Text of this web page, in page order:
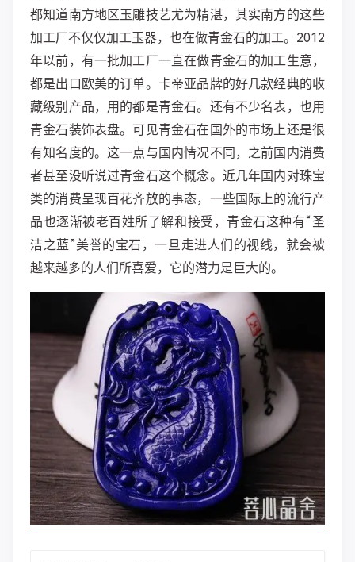
都知道南方地区玉雕技艺尤为精湛，其实南方的这些
加工厂不仅仅加工玉器，也在做青金石的加工。2012
年以前，有一批加工厂一直在做青金石的加工生意，
都是出口欧美的订单。卡帝亚品牌的好几款经典的收
藏级别产品，用的都是青金石。还有不少名表，也用
青金石装饰表盘。可见青金石在国外的市场上还是很
有知名度的。这一点与国内情况不同，之前国内消费
者甚至没听说过青金石这个概念。近几年国内对珠宝
类的消费呈现百花齐放的事态，一些国际上的流行产
品也逐渐被老百姓所了解和接受，青金石这种有“圣
洁之蓝”美誉的宝石，一旦走进人们的视线，就会被
越来越多的人们所喜爱，它的潜力是巨大的。